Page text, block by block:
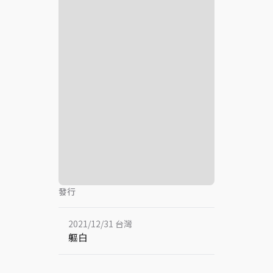
發行
2021/12/31 台灣
軀白